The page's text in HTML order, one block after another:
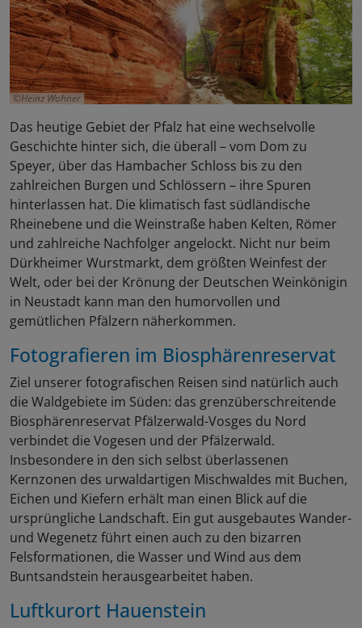
Heinz Wohner
Das heutige Gebiet der Pfalz hat eine wechselvolle
Geschichte hinter sich, die überall – vom Dom zu
Speyer, über das Hambacher Schloss bis zu den
zahlreichen Burgen und Schlössern – ihre Spuren
hinterlassen hat. Die klimatisch fast südländische
Rheinebene und die Weinstraße haben Kelten, Römer
und zahlreiche Nachfolger angelockt. Nicht nur beim
Dürkheimer Wurstmarkt, dem größten Weinfest der
Welt, oder bei der Krönung der Deutschen Weinkönigin
in Neustadt kann man den humorvollen und
gemütlichen Pfälzern näherkommen.
Fotografieren im Biosphärenreservat
Ziel unserer fotografischen Reisen sind natürlich auch
die Waldgebiete im Süden: das grenzüberschreitende
Biosphärenreservat Pfälzerwald-Vosges du Nord
verbindet die Vogesen und der Pfälzerwald.
Insbesondere in den sich selbst überlassenen
Kernzonen des urwaldartigen Mischwaldes mit Buchen,
Eichen und Kiefern erhält man einen Blick auf die
ursprüngliche Landschaft. Ein gut ausgebautes Wander-
und Wegenetz führt einen auch zu den bizarren
Felsformationen, die Wasser und Wind aus dem
Buntsandstein herausgearbeitet haben.
Luftkurort Hauenstein